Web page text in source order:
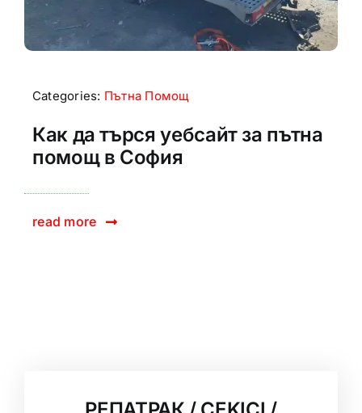
Categories: Пътна Помощ
Как да търся уебсайт за пътна
помощ в София
read more